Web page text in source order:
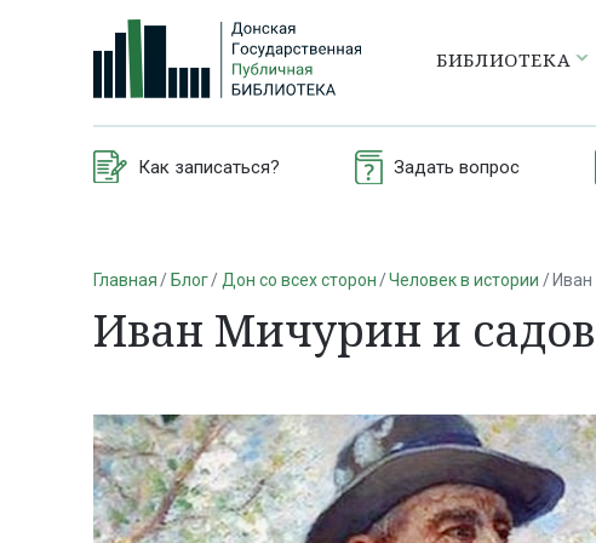
БИБЛИОТЕКА
Как записаться? Задать вопрос
Главная Блог Дон со всех сторон Человек в истории Иван
Иван Мичурин и